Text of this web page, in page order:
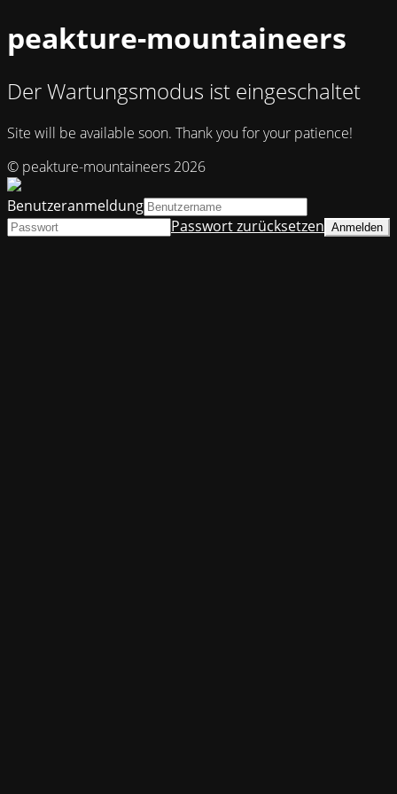
peakture-mountaineers
Der Wartungsmodus ist eingeschaltet
Site will be available soon. Thank you for your patience!
© peakture-mountaineers 2026
Benutzeranmeldung
Passwort zurücksetzen